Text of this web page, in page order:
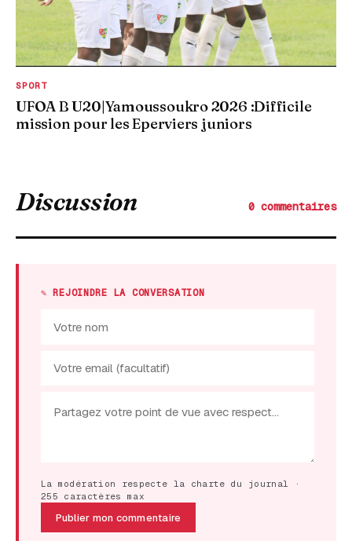
SPORT
UFOA B U20|Yamoussoukro 2026 :Difficile
mission pour les Eperviers juniors
Discussion 0 commentaires
✎ REJOINDRE LA CONVERSATION
La modération respecte la charte du journal ·
255 caractères max
Publier mon commentaire